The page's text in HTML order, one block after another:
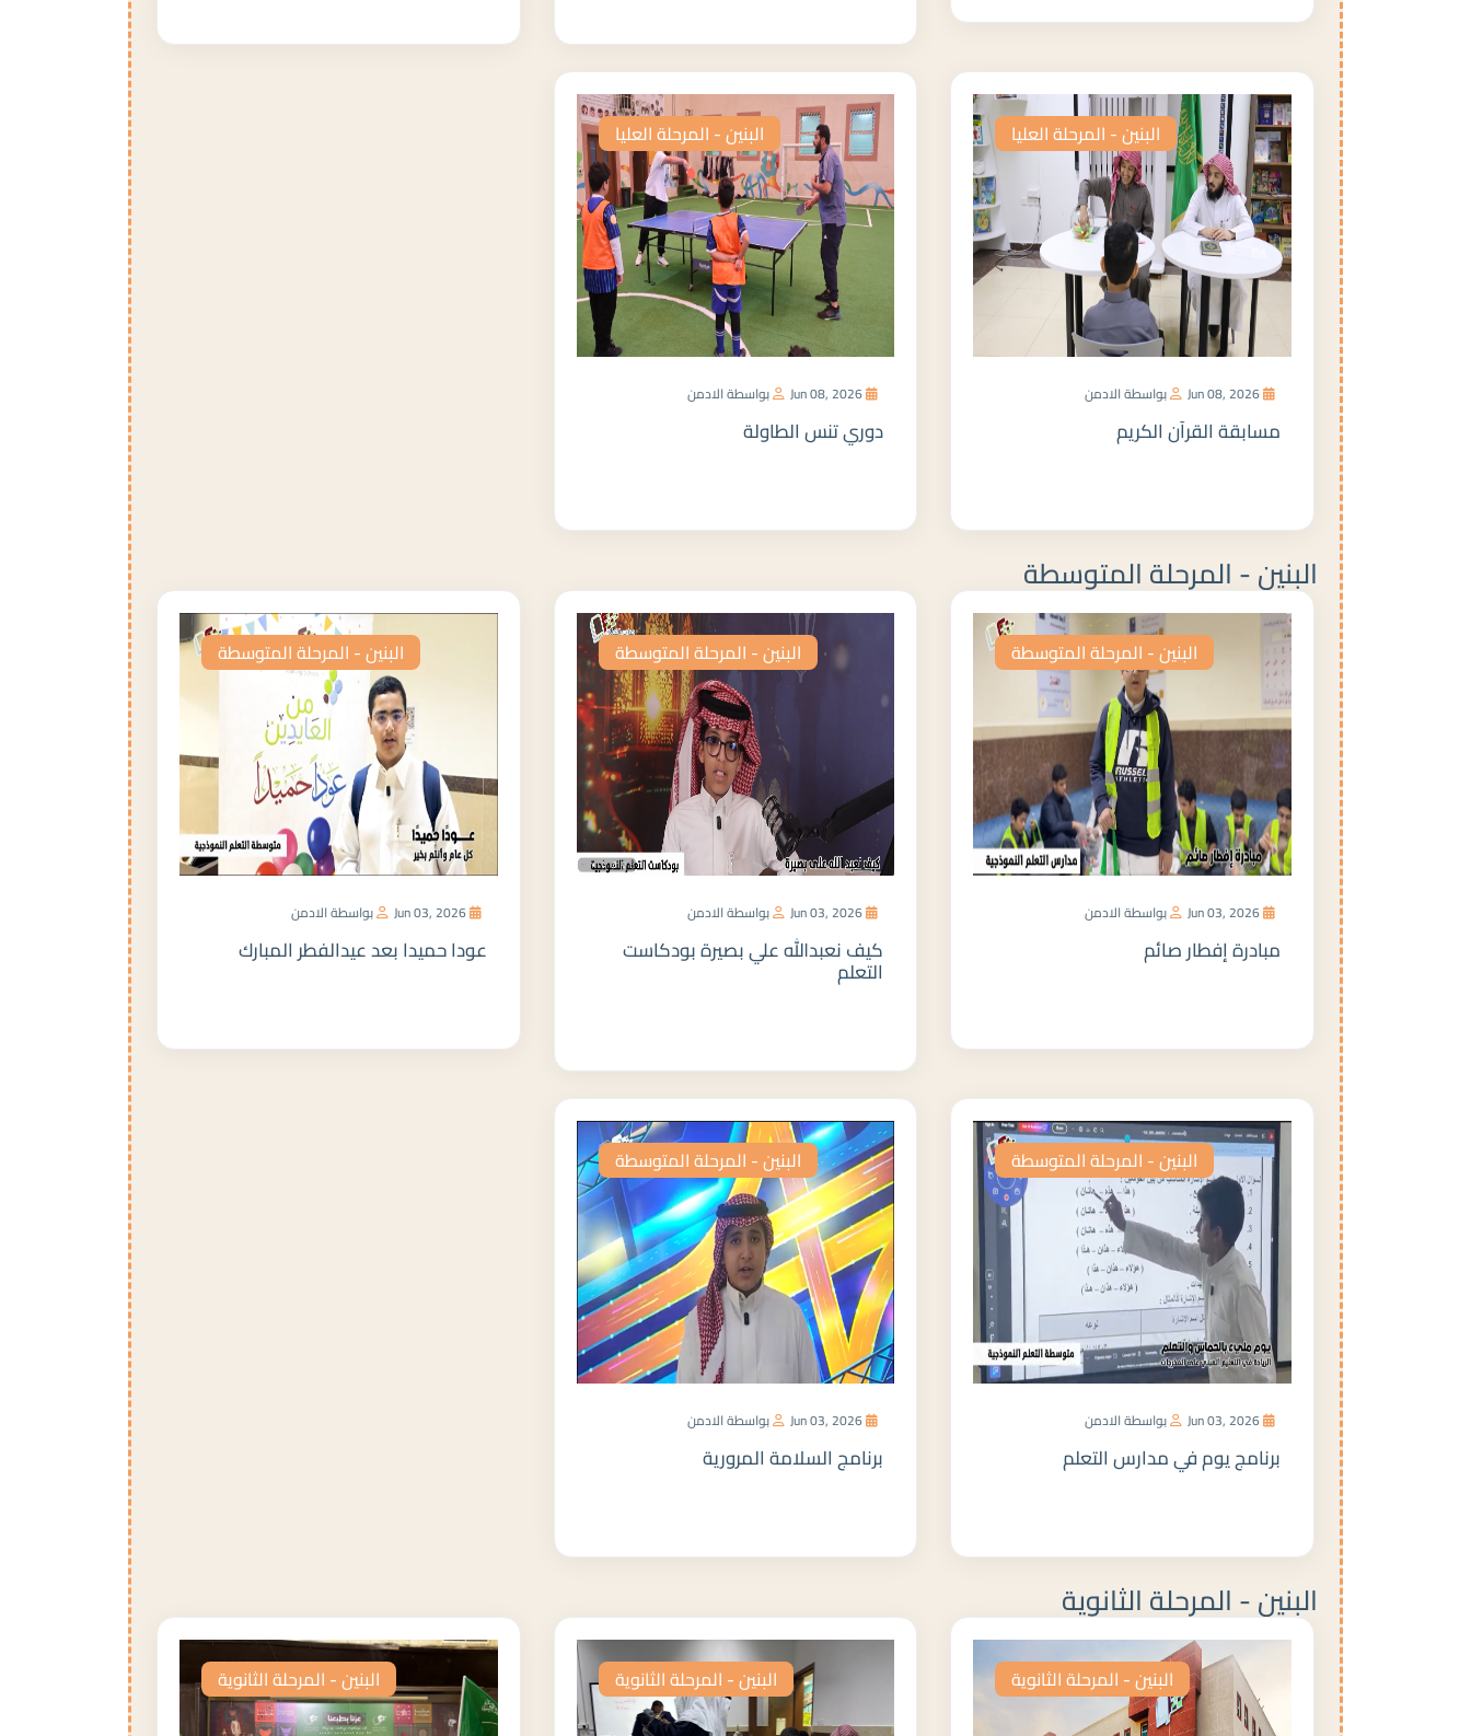
البنين - المرحلة العليا
بواسطة الادمن
مسابقة القرآن الكريم
البنين - المرحلة العليا
Jun 08, 2026 بواسطة الادمن
دوري تنس الطاولة
البنين - المرحلة المتوسطة
البنين - المرحلة المتوسطة
بواسطة الادمن
مبادرة إفطار صائم
البنين - المرحلة المتوسطة
Jun 03, 2026 بواسطة الادمن
كيف نعبدالله علي بصيرة بودكاست
التعلم
البنين - المرحلة المتوسطة
Jun 03, 2026 بواسطة الادمن
عودا حميدا بعد عيدالفطر المبارك
البنين - المرحلة المتوسطة
بواسطة الادمن
برنامج يوم في مدارس التعلم
البنين - المرحلة المتوسطة
Jun 03, 2026 بواسطة الادمن
برنامج السلامة المرورية
البنين - المرحلة الثانوية
البنين - المرحلة الثانوية البنين - المرحلة الثانوية البنين - المرحلة الثانوية